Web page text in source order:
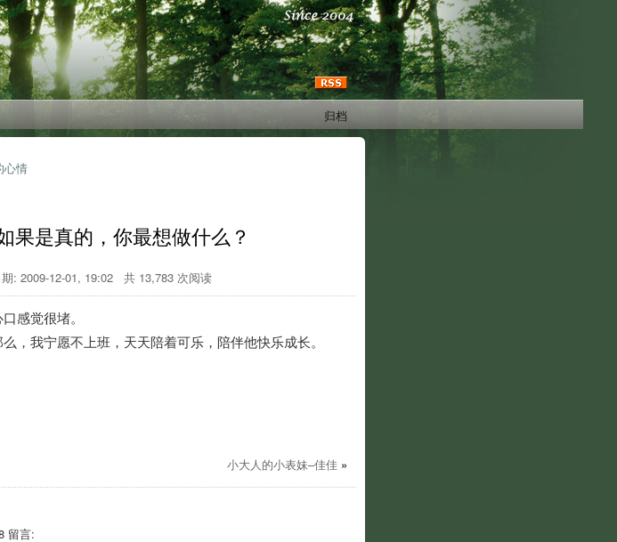
归档
心情
果是真的，你最想做什么？
期: 2009-12-01, 19:02 共 13,783 次阅读
感觉很堵。
，我宁愿不上班，天天陪着可乐，陪伴他快乐成长。
小大人的小表妹–佳佳 »
留言: